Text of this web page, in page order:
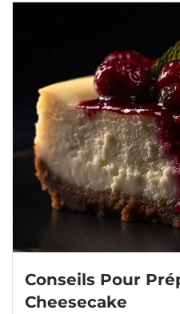
Conseils Pour
Cheesecake